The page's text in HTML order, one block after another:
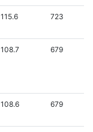
115.6 723
108.7 679
108.6 679